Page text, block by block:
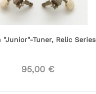
"Junior"-Tuner, Relic Series
95,00 €